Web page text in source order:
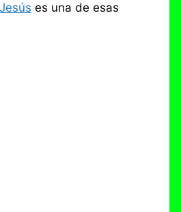
es una de esas